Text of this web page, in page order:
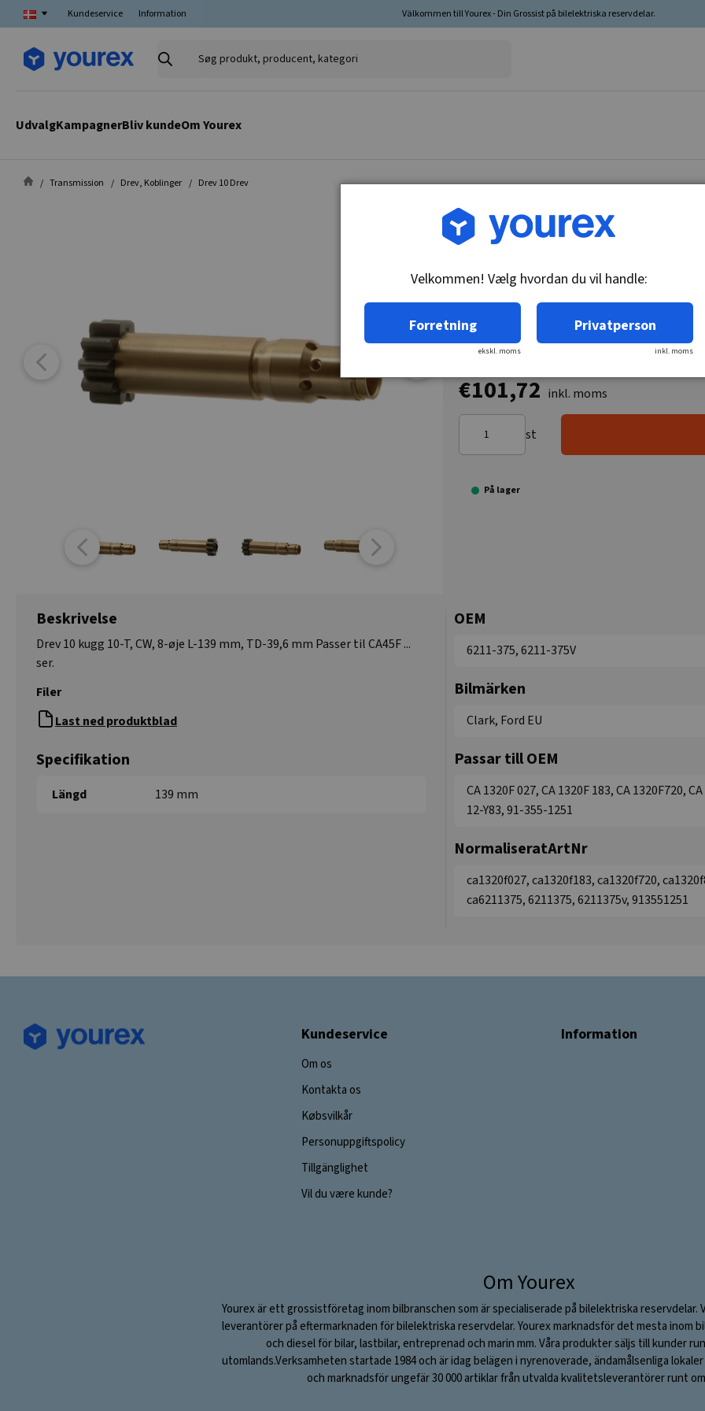
Kundeservice Information Välkommen till Yourex - Din Grossist på bilelektriska reservdelar.
Søg
UdvalgKampagnerBliv kundeOm Yourex
Transmission Drev, Koblinger Drev 10 Drev
Vare nr.: CA-6211-375
€101,72 inkl. moms
st
På lager
Beskrivelse
Drev 10 kugg 10-T, CW, 8-øje L-139 mm, TD-39,6 mm Passer til CA45F ...
ser.
Filer
Last ned produktblad
Specifikation
Längd 139 mm
OEM
6211-375, 6211-375V
Bilmärken
Clark, Ford EU
Passar till OEM
CA 1320F 027, CA 1320F 183, CA 1320F720,
12-Y83, 91-355-1251
NormaliseratArtNr
ca1320f027, ca1320f183, ca1320f720,
ca6211375, 6211375, 6211375v, 913551251
Kundeservice
Om os
Kontakta os
Købsvilkår
Personuppgiftspolicy
Tillgänglighet
Vil du være kunde?
Information
Om Yourex
Yourex är ett grossistföretag inom bilbranschen som är specialiserade på bilelektriska reservdelar.
leverantörer på eftermarknaden för bilelektriska reservdelar. Yourex marknadsför det mesta inom
och diesel för bilar, lastbilar, entreprenad och marin mm. Våra produkter säljs till kunder
utomlands.Verksamheten startade 1984 och är idag belägen i nyrenoverade, ändamålsenliga lokaler
och marknadsför ungefär 30 000 artiklar från utvalda kvalitetsleverantörer runt
Velkommen! Vælg hvordan du vil handle:
Forretning
ekskl. moms
Privatperson
inkl. moms